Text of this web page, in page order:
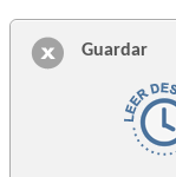
Guardar